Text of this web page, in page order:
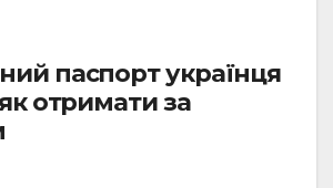
паспорт українця
отримати за